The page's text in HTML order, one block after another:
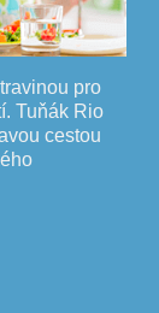
pro
Tuňák Rio
cestou